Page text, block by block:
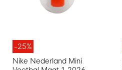
-25%
Nike Nederland Mini